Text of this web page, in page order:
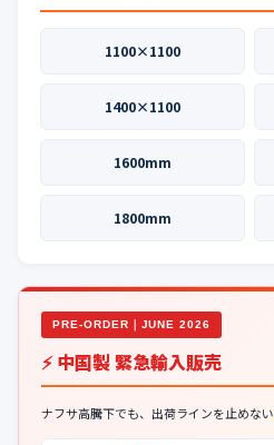
1100×1100
1400×1100
1600mm
1800mm
PRE-ORDER｜JUNE 2026
⚡ 中国製 緊急輸入販売
ナフサ高騰下でも、出荷ラインを止めない